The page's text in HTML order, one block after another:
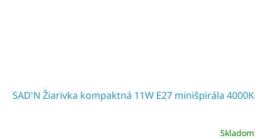
SAD'N Žiarivka kompaktná 11W E27 minišpirála 4000K
Skladom